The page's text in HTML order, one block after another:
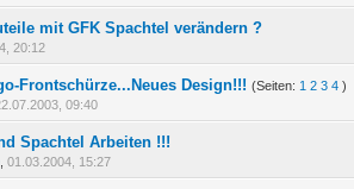
mit GFK Spachtel verändern ?
20:12
- 0 von 5 durchschnittlich
12 34 5
Frontschürze...Neues Design!!! (Seiten: 1 2 3 4 )
09:40
- 0 von 5 durchschnittlich
12345
Spachtel Arbeiten !!!
01.03.2004, 15:27
- 0 von 5 durchschnittlich
12 345